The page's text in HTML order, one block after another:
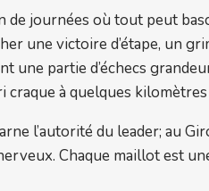
journées où tout peut
une victoire d’étape, un
partie d’échecs
à quelques
l’autorité du leader; au
Chaque maillot est